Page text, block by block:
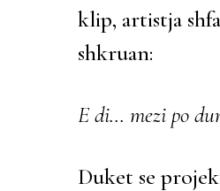
klip, artistja
shkruan:
E di… mezi po
Duket se